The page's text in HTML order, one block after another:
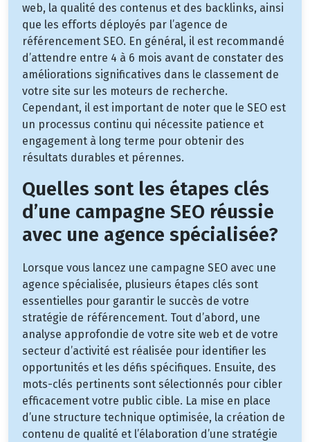
web, la qualité des contenus et des backlinks, ainsi
que les efforts déployés par l’agence de
référencement SEO. En général, il est recommandé
d’attendre entre 4 à 6 mois avant de constater des
améliorations significatives dans le classement de
votre site sur les moteurs de recherche.
Cependant, il est important de noter que le SEO est
un processus continu qui nécessite patience et
engagement à long terme pour obtenir des
résultats durables et pérennes.
Quelles sont les étapes clés
d’une campagne SEO réussie
avec une agence spécialisée?
Lorsque vous lancez une campagne SEO avec une
agence spécialisée, plusieurs étapes clés sont
essentielles pour garantir le succès de votre
stratégie de référencement. Tout d’abord, une
analyse approfondie de votre site web et de votre
secteur d’activité est réalisée pour identifier les
opportunités et les défis spécifiques. Ensuite, des
mots-clés pertinents sont sélectionnés pour cibler
efficacement votre public cible. La mise en place
d’une structure technique optimisée, la création de
contenu de qualité et l’élaboration d’une stratégie